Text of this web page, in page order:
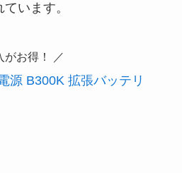
います。
がお得！ ／
源 B300K 拡張バッテリ